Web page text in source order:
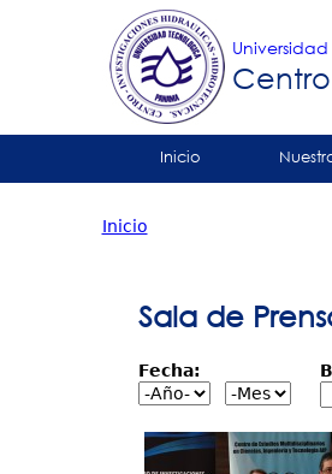
Tropical
Principal
Inicio
está
Inicio
Sala de
Fecha: